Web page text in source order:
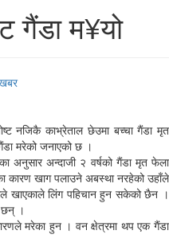
गैंडा म¥यो
नजिकै काभ्रेताल छेउमा बच्चा गैंडा मृत
मरेको जनाएको छ ।
अनुसार अन्दाजी २ वर्षको गैंडा मृत फेला
कारण खाग पलाउने अबस्था नरहेको उहाँले
खाएकाले लिंग पहिचान हुन सकेको छैन ।
छन् ।
मरेका हुन । वन क्षेत्रमा थप एक गैंडा